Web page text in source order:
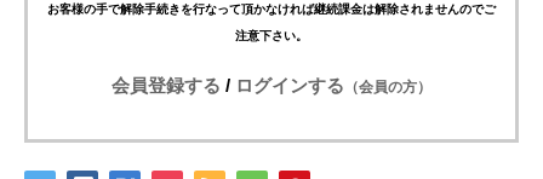
お客様の手で解除手続きを行なって頂かなければ継続課金は解除されませんのでご
注意下さい。
会員登録する / ログインする （会員の方）